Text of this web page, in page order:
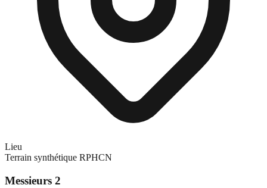
Lieu
Terrain synthétique RPHCN
Messieurs 2